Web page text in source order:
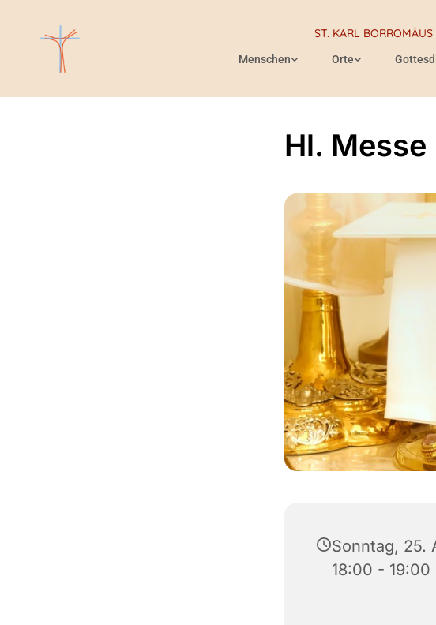
ST. KARL
Menschen Orte
Hl. Messe
Sonntag, 25.
18:00 - 19:00